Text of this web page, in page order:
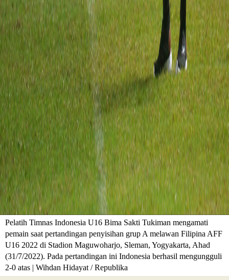
Pelatih Timnas Indonesia U16 Bima Sakti Tukiman mengamati
pemain saat pertandingan penyisihan grup A melawan Filipina AFF
U16 2022 di Stadion Maguwoharjo, Sleman, Yogyakarta, Ahad
(31/7/2022). Pada pertandingan ini Indonesia berhasil mengungguli
2-0 atas | Wihdan Hidayat / Republika